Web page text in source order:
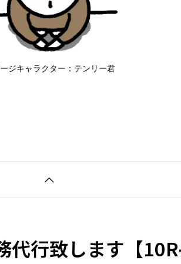
ジキャラクター：テンリー君
代行致します【